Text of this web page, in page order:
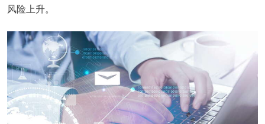
风险上升。